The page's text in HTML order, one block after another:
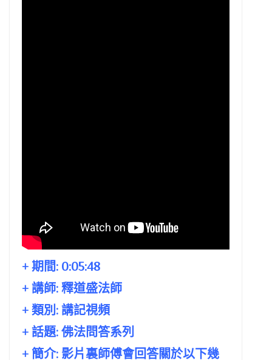
+ 期間: 0:05:48
+ 講師: 釋道盛法師
+ 類別: 講記視頻
+ 話題: 佛法問答系列
+ 簡介: 影片裏師傅會回答關於以下幾